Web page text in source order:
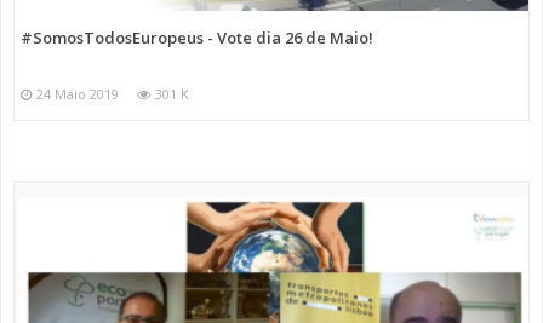
#SomosTodosEuropeus - Vote dia 26 de Maio!
24 Maio 2019 301 K